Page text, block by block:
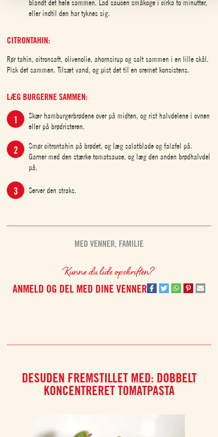
blandt det hele sammen. Lad saucen småkoge i cirka to minutter,
eller indtil den har tyknes sig.
CITRONTAHIN:
Rør tahin, citronsaft, olivenolie, ahornsirup og salt sammen i en lille skål.
Pisk det sammen. Tilsæt vand, og pist det til en cremet konsistens.
LÆG BURGERNE SAMMEN:
Skær hamburgerbrødene over på midten, og rist halvdelene i ovnen
eller på brødristeren.
Smør citrontahin på brødet, og læg salatblade og falafel på.
Garner med den stærke tomatsauce, og læg den anden brødhalvdel
på.
Server den straks.
MED VENNER, FAMILIE
Kunne du lide opskriften?
ANMELD OG DEL MED DINE VENNER
DESUDEN FREMSTILLET MED: DOBBELT
KONCENTRERET TOMATPASTA